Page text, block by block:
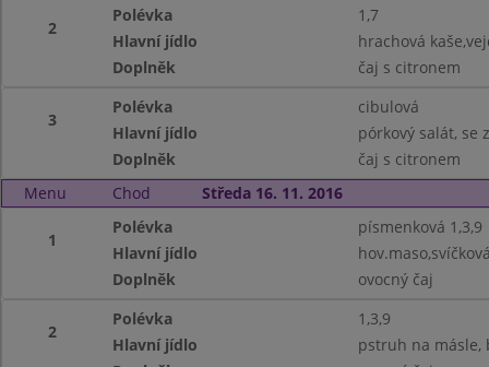
2
Polévka
1,7
Hlavní jídlo
hrachová
Doplněk
čaj s citronem
3
Polévka
cibulová
Hlavní jídlo
pórkový salát, se
Doplněk
čaj s citronem
Menu
Chod Středa 16. 11. 2016
1
Polévka
písmenková 1,3,9
Hlavní jídlo
Doplněk
ovocný čaj
2
Polévka
1,3,9
Hlavní jídlo
pstruh na másle,